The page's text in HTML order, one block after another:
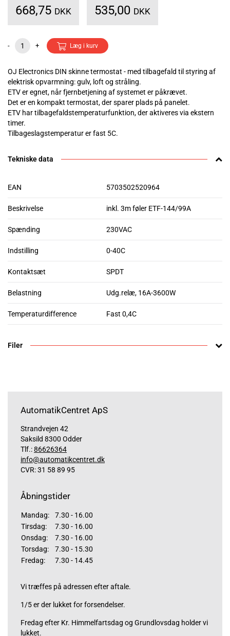
668,75 DKK 535,00 DKK
- + Læg i kurv
OJ Electronics DIN skinne termostat - med tilbagefald til styring af
elektrisk opvarmning: gulv, loft og stråling.
ETV er egnet, når fjernbetjening af systemet er påkrævet.
Det er en kompakt termostat, der sparer plads på panelet.
ETV har tilbagefaldstemperaturfunktion, der aktiveres via ekstern
timer.
Tilbageslagstemperatur er fast 5C.
Tekniske data
EAN 5703502520964
Beskrivelse inkl. 3m føler ETF-144/99A
Spænding 230VAC
Indstilling 0-40C
Kontaktsæt SPDT
Belastning Udg.relæ, 16A-3600W
Temperaturdifference Fast 0,4C
Filer
AutomatikCentret ApS
Strandvejen 42
Saksild 8300 Odder
Tlf.:86626364
info@automatikcentret.dk
CVR: 31 58 89 95
Åbningstider
Mandag:
7.30 - 16.00
Tirsdag:
7.30 - 16.00
Onsdag:
7.30 - 16.00
Torsdag:
7.30 - 15.30
Fredag:
7.30 - 14.45
Vi træffes på adressen efter aftale.
1/5 er der lukket for forsendelser.
Fredag efter Kr. Himmelfartsdag og Grundlovsdag holder vi
lukket.